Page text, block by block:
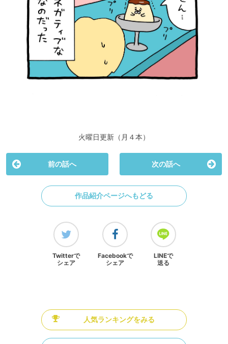
火曜日更新（月４本）
前の話へ 次の話へ
作品紹介ページへもどる
Twitterで
シェア
Facebookで
シェア
LINEで
送る
人気ランキングをみる